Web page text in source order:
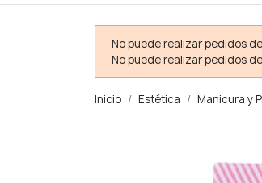
No puede realizar pedidos
No puede realizar pedidos
Inicio Estética Manicura y